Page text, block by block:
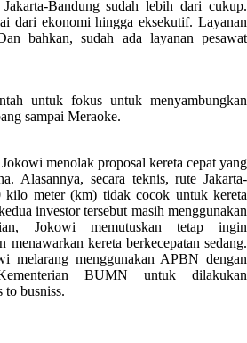
Bandung sudah lebih dari cukup.
dari ekonomi hingga eksekutif. Layanan
bahkan, sudah ada layanan pesawat
untuk fokus untuk menyambungkan
sampai Meraoke.
menolak proposal kereta cepat yang
Alasannya, secara teknis, rute Jakarta-
kilo meter (km) tidak cocok untuk kereta
investor tersebut masih menggunakan
Jokowi memutuskan tetap ingin
menawarkan kereta berkecepatan sedang.
melarang menggunakan APBN dengan
BUMN untuk dilakukan
to busniss.